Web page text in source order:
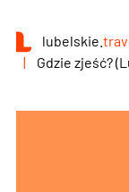
lubelskie.
Gdzie zjeść?